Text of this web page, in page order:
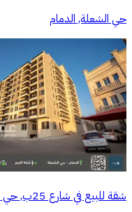
حي الشعلة, الدمام
شقة للبيع في شارع 25ب, حي الشعلة, مدينة الدمام, المنطقة الشرقية